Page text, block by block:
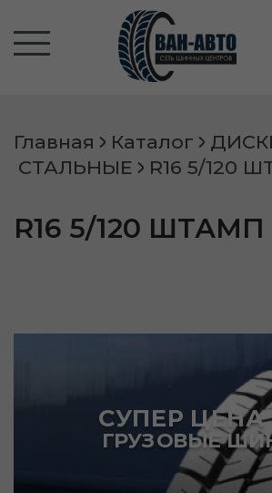
Главная Каталог
СТАЛЬНЫЕ
R16 5/120
R16 5/120 ШТАМП
СУПЕР ЦЕНА
ГРУЗОВЫЕ